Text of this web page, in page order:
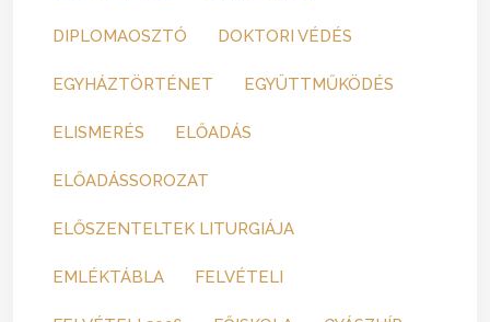
DIPLOMAOSZTÓ DOKTORI VÉDÉS
EGYHÁZTÖRTÉNET EGYÜTTMŰKÖDÉS
ELISMERÉS ELŐADÁS
ELŐADÁSSOROZAT
ELŐSZENTELTEK LITURGIÁJA
EMLÉKTÁBLA FELVÉTELI